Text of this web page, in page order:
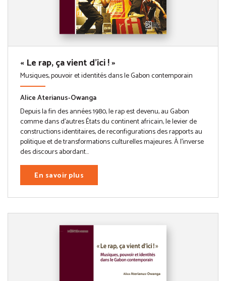
« Le rap, ça vient d'ici ! »
Musiques, pouvoir et identités dans le Gabon contemporain
Alice Aterianus-Owanga
Depuis la fin des années 1980, le rap est devenu, au Gabon
comme dans d’autres États du continent africain, le levier de
constructions identitaires, de reconfigurations des rapports au
politique et de transformations culturelles majeures. À l’inverse
des discours abordant...
En savoir plus